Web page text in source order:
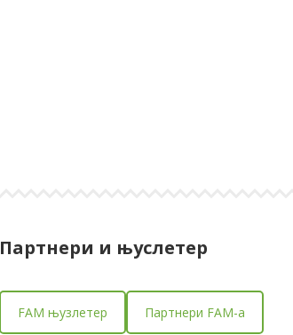
Партнери и њуслетер
FAM њузлетер Партнери FAM-a